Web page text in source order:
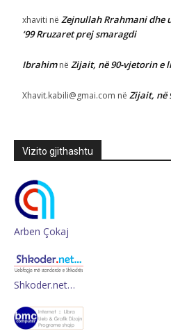
xhaviti në Zejnullah Rrahmani dhe
‘99 Rruzaret prej smaragdi
Ibrahimnë Zijait, në 90-vjetorin e
Xhavit.kabili@gmai.com në Zijait, në
Vizito gjithashtu
Arben Çokaj
Shkoder.net…